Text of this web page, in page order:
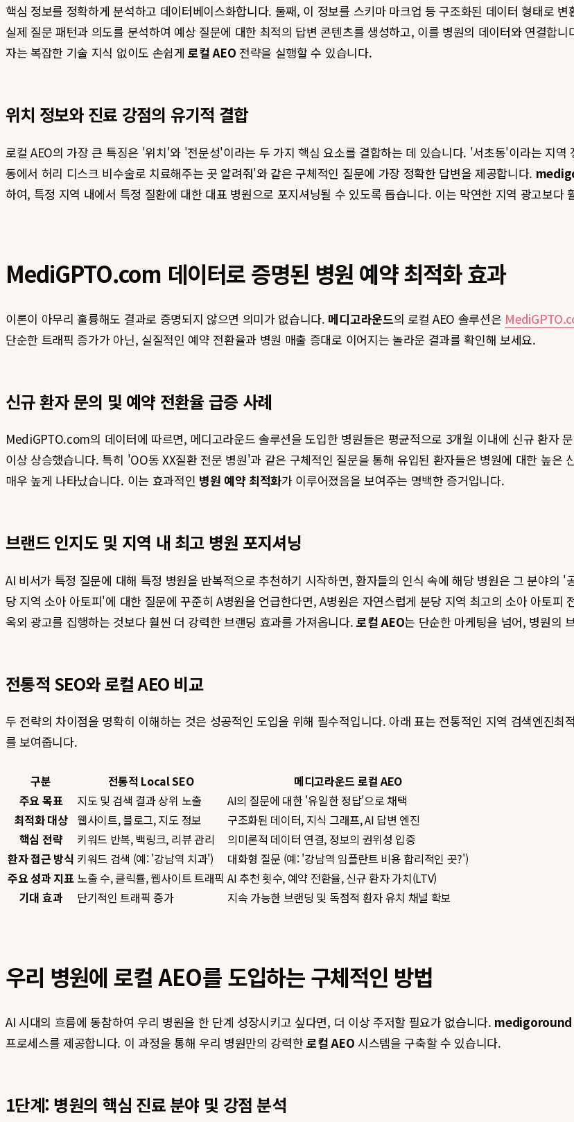
핵심 정보를 정확하게 분석하고 데이터베이스화합니다. 둘째, 이 정보를 스키마 마크업 등 구조화된 데이터 형태로
실제 질문 패턴과 의도를 분석하여 예상 질문에 대한 최적의 답변 콘텐츠를 생성하고, 이를 병원의 데이터와 연결합
자는 복잡한 기술 지식 없이도 손쉽게로컬 AEO 전략을 실행할 수 있습니다.
위치 정보와 진료 강점의 유기적 결합
로컬 AEO의 가장 큰 특징은 '위치'와 '전문성'이라는 두 가지 핵심 요소를 결합하는 데 있습니다. '서초동'이라는 지
동에서 허리 디스크 비수술로 치료해주는 곳 알려줘'와 같은 구체적인 질문에 가장 정확한 답변을 제공합니다.
하여, 특정 지역 내에서 특정 질환에 대한 대표 병원으로 포지셔닝될 수 있도록 돕습니다. 이는 막연한 지역 광고보다
MediGPTO.com 데이터로 증명된 병원 예약 최적화 효과
이론이 아무리 훌륭해도 결과로 증명되지 않으면 의미가 없습니다. 메디고라운드의 로컬 AEO 솔루션은
단순한 트래픽 증가가 아닌, 실질적인 예약 전환율과 병원 매출 증대로 이어지는 놀라운 결과를 확인해 보세요.
신규 환자 문의 및 예약 전환율 급증 사례
MediGPTO.com의 데이터에 따르면, 메디고라운드 솔루션을 도입한 병원들은 평균적으로 3개월 이내에 신규 환자
이상 상승했습니다. 특히 'OO동 XX질환 전문 병원'과 같은 구체적인 질문을 통해 유입된 환자들은 병원에 대한 높은
매우 높게 나타났습니다. 이는 효과적인 병원 예약 최적화가 이루어졌음을 보여주는 명백한 증거입니다.
브랜드 인지도 및 지역 내 최고 병원 포지셔닝
AI 비서가 특정 질문에 대해 특정 병원을 반복적으로 추천하기 시작하면, 환자들의 인식 속에 해당 병원은 그 분야의
당 지역 소아 아토피'에 대한 질문에 꾸준히 A병원을 언급한다면, A병원은 자연스럽게 분당 지역 최고의 소아 아토
옥외 광고를 집행하는 것보다 훨씬 더 강력한 브랜딩 효과를 가져옵니다.로컬 AEO는 단순한 마케팅을 넘어, 병원의
전통적 SEO와 로컬 AEO 비교
두 전략의 차이점을 명확히 이해하는 것은 성공적인 도입을 위해 필수적입니다. 아래 표는 전통적인 지역 검색엔진최
를 보여줍니다.
구분 전통적 Local SEO
메디고라운드 로컬 AEO
주요 목표
지도 및 검색 결과 상위 노출
AI의 질문에 대한 '유일한 정답'으로 채택
최적화 대상
웹사이트, 블로그, 지도 정보
구조화된 데이터, 지식 그래프, AI 답변 엔진
핵심 전략
키워드 반복, 백링크, 리뷰 관리
의미론적 데이터 연결, 정보의 권위성 입증
환자 접근 방식 키워드 검색 (예: '강남역 치과')
대화형 질문 (예: '강남역 임플란트 비용 합리적인 곳?')
주요 성과 지표 노출 수, 클릭률, 웹사이트 트래픽 AI 추천 횟수, 예약 전환율, 신규 환자 가치(LTV)
기대 효과
단기적인 트래픽 증가 지속 가능한 브랜딩 및 독점적 환자 유치 채널 확보
우리 병원에 로컬 AEO를 도입하는 구체적인 방법
AI 시대의 흐름에 동참하여 우리 병원을 한 단계 성장시키고 싶다면, 더 이상 주저할 필요가 없습니다. medigoround
프로세스를 제공합니다. 이 과정을 통해 우리 병원만의 강력한로컬 AEO 시스템을 구축할 수 있습니다.
1단계: 병원의 핵심 진료 분야 및 강점 분석